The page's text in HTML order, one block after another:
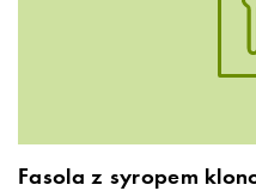
Fasola z syropem